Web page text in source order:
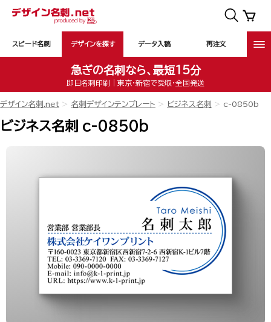
スピード名刺 デザインを探す データ入稿 再注文
急ぎの名刺なら、最短15分
即日名刺印刷｜東京・新宿で受取・全国発送
デザイン名刺.net 名刺デザインテンプレート ビジネス名刺 c-0850b
ビジネス名刺 c-0850b